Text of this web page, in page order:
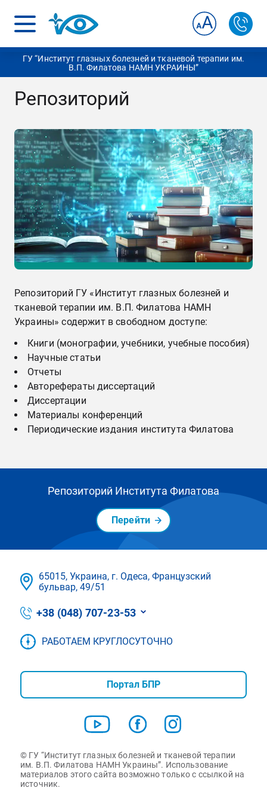
ГУ “Институт глазных болезней и тканевой терапии им.
В.П. Филатова НАМН УКРАИНЫ”
Репозиторий
Репозиторий ГУ «Институт глазных болезней и
тканевой терапии им. В.П. Филатова НАМН
Украины» содержит в свободном доступе:
Книги (монографии, учебники, учебные пособия)
Научные статьи
Отчеты
Авторефераты диссертаций
Диссертации
Материалы конференций
Периодические издания института Филатова
Репозиторий Института Филатова
Перейти
65015, Украина, г. Одеса, Французский
бульвар, 49/51
+38 (048) 707-23-53
РАБОТАЕМ КРУГЛОСУТОЧНО
Портал БПР
© ГУ “Институт глазных болезней и тканевой терапии
им. В.П. Филатова НАМН Украины”. Использование
материалов этого сайта возможно только с ссылкой на
источник.